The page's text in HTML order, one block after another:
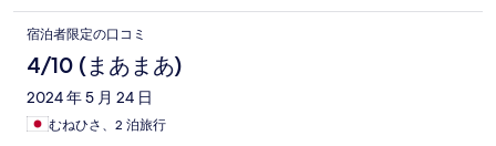
宿泊者限定の口コミ
4/10 (まあまあ)
2024 年 5 月 24 日
むねひさ、2 泊旅行